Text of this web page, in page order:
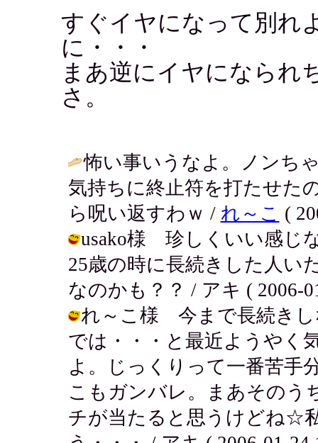
すぐイヤになって別れ
に・・・
まあ逆にイヤになられ
さ。
怖い事いうなよ。ノンち
気持ちに終止符を打たせた
ら呪い返すわｗ / れ～こ (
usako様 珍しくいい感じ
25歳の時に長続きした人い
なのかも？？ / アキ ( 2006-
れ～こ様 今まで長続きし
では・・・と最近ようやく
よ。じっくりって一番苦手
こもガンバレ。まあそのう
チが当たると思うけどね☆